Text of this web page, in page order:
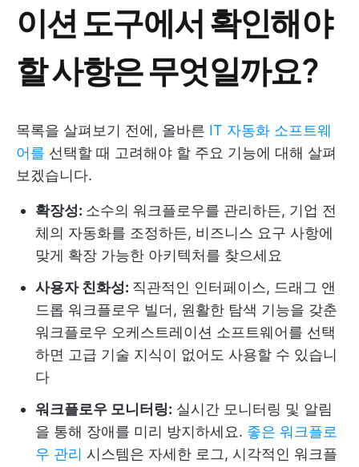
이션 도구에서 확인해야
할 사항은 무엇일까요?
목록을 살펴보기 전에, 올바른 IT 자동화 소프트웨
어를 선택할 때 고려해야 할 주요 기능에 대해 살펴
보겠습니다.
확장성: 소수의 워크플로우를 관리하든, 기업 전
체의 자동화를 조정하든, 비즈니스 요구 사항에
맞게 확장 가능한 아키텍처를 찾으세요
사용자 친화성: 직관적인 인터페이스, 드래그 앤
드롭 워크플로우 빌더, 원활한 탐색 기능을 갖춘
워크플로우 오케스트레이션 소프트웨어를 선택
하면 고급 기술 지식이 없어도 사용할 수 있습니
다
워크플로우 모니터링: 실시간 모니터링 및 알림
을 통해 장애를 미리 방지하세요. 좋은 워크플로
우 관리 시스템은 자세한 로그, 시각적인 워크플